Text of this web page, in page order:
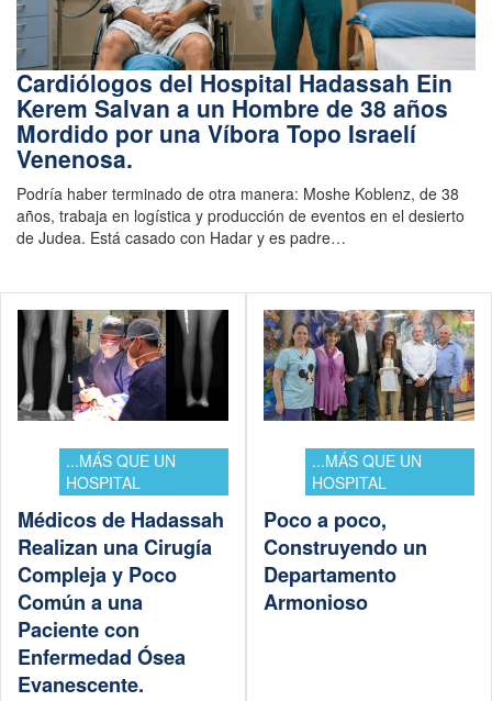
Cardiólogos del Hospital Hadassah Ein
Kerem Salvan a un Hombre de 38 años
Mordido por una Víbora Topo Israelí
Venenosa.
Podría haber terminado de otra manera: Moshe Koblenz, de 38
años, trabaja en logística y producción de eventos en el desierto
de Judea. Está casado con Hadar y es padre…
...MÁS QUE UN
HOSPITAL
Médicos de Hadassah
Realizan una Cirugía
Compleja y Poco
Común a una
Paciente con
Enfermedad Ósea
Evanescente.
...MÁS QUE UN
HOSPITAL
Poco a poco,
Construyendo un
Departamento
Armonioso